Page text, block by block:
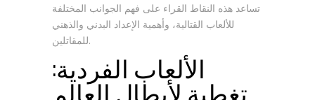
تساعد هذه النقاط القراء على فهم الجوانب المختلفة
للألعاب القتالية، وأهمية الإعداد البدني والذهني
للمقاتلين.
الألعاب الفردية:
تغطية لأبطال العالم